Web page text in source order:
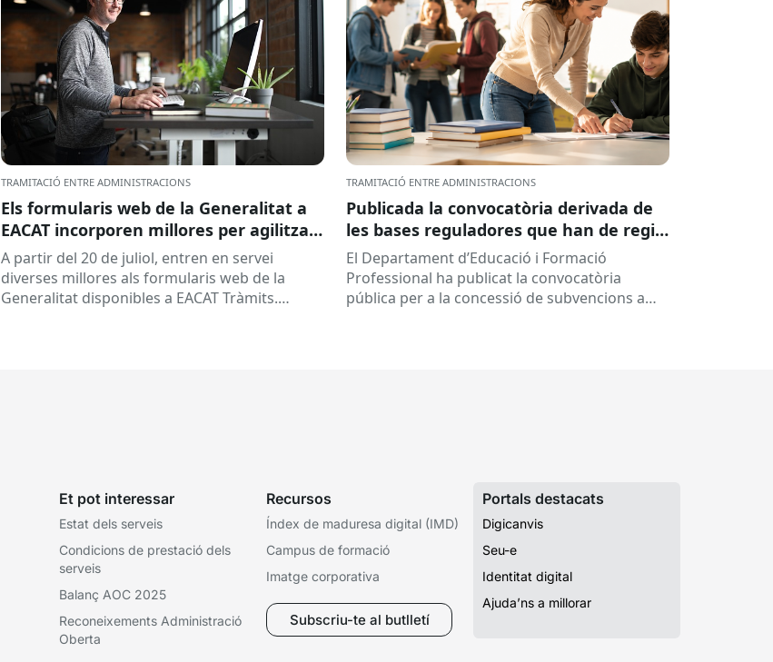
TRAMITACIÓ ENTRE ADMINISTRACIONS
Els formularis web de la Generalitat a
EACAT incorporen millores per agilitzar
la tramitació
A partir del 20 de juliol, entren en servei
diverses millores als formularis web de la
Generalitat disponibles a EACAT Tràmits.
TRAMITACIÓ ENTRE ADMINISTRACIONS
Publicada la convocatòria derivada de
les bases reguladores que han de regir
la concessió de subvencions a centres
educatius, per al desenvolupament de
programes de formació i inserció,
El Departament d’Educació i Formació
Professional ha publicat la convocatòria
pública per a la concessió de subvencions a
Et pot interessar
Estat dels serveis
Condicions de prestació dels
serveis
Balanç AOC 2025
Reconeixements Administració
Oberta
Recursos
Índex de maduresa digital (IMD)
Campus de formació
Imatge corporativa
Subscriu-te al butlletí
Portals destacats
Digicanvis
Seu-e
Identitat digital
Ajuda’ns a millorar